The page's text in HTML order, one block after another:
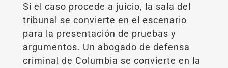
Si el caso procede a juicio, la sala del
tribunal se convierte en el escenario
para la presentación de pruebas y
argumentos. Un abogado de defensa
criminal de Columbia se convierte en la